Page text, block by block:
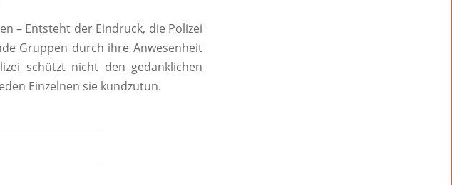
– Entsteht der Eindruck, die Polizei
Gruppen durch ihre Anwesenheit
schützt nicht den gedanklichen
Einzelnen sie kundzutun.